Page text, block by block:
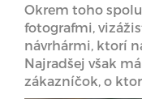
Okrem toho
fotografmi,
návrhármi, ktorí
Najradšej však
zákazníčok, o